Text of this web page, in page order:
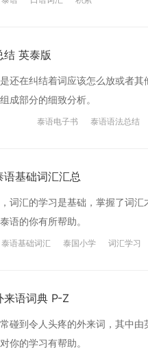
结 英泰版
还在纠结着词应该怎么放或者
成部分的细致分析。
泰语电子书 泰语语法总结
语基础词汇汇总
词汇的学习是基础，掌握了词
语的你有所帮助。
泰语基础词汇 泰国小学 词汇学习
来语词典 P-Z
碰到令人头疼的外来词，其中
你的学习有帮助。